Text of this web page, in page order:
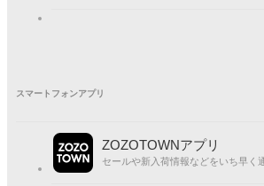
スマートフォンアプリ
ZOZOTOWNアプリ
セールや新入荷情報などをいち早く